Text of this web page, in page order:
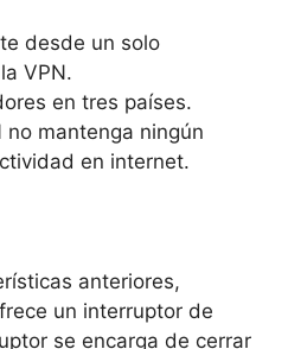
desde un solo
VPN.
en tres países.
no mantenga ningún
en internet.
anteriores,
un interruptor de
se encarga de cerrar